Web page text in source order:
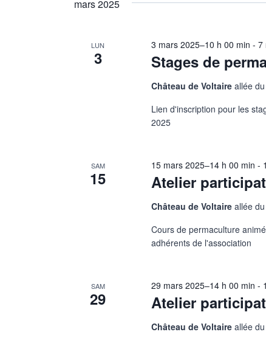
mars 2025
LUN
3 Stages de
3 mars 2025–10 h 00 min -7
Château de Voltaireallée
Lien d'inscription pour les
2025
SAM
15 Atelier
15 mars 2025–14 h 00 min -
Château de Voltaireallée
Cours de permaculture
adhérents de l'association
SAM
29 Atelier
29 mars 2025–14 h 00 min -
Château de Voltaireallée